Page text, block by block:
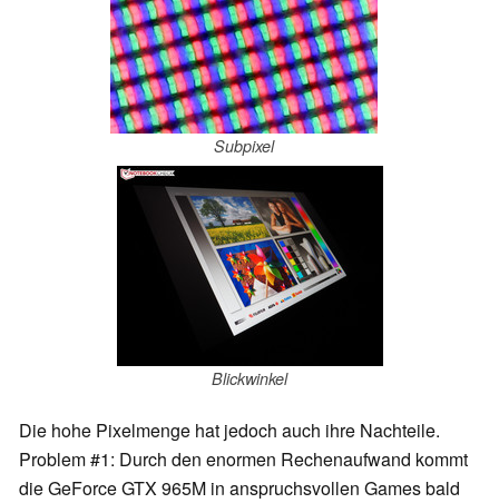
Subpixel
Blickwinkel
Die hohe Pixelmenge hat jedoch auch ihre Nachteile.
Problem #1: Durch den enormen Rechenaufwand kommt
die GeForce GTX 965M in anspruchsvollen Games bald